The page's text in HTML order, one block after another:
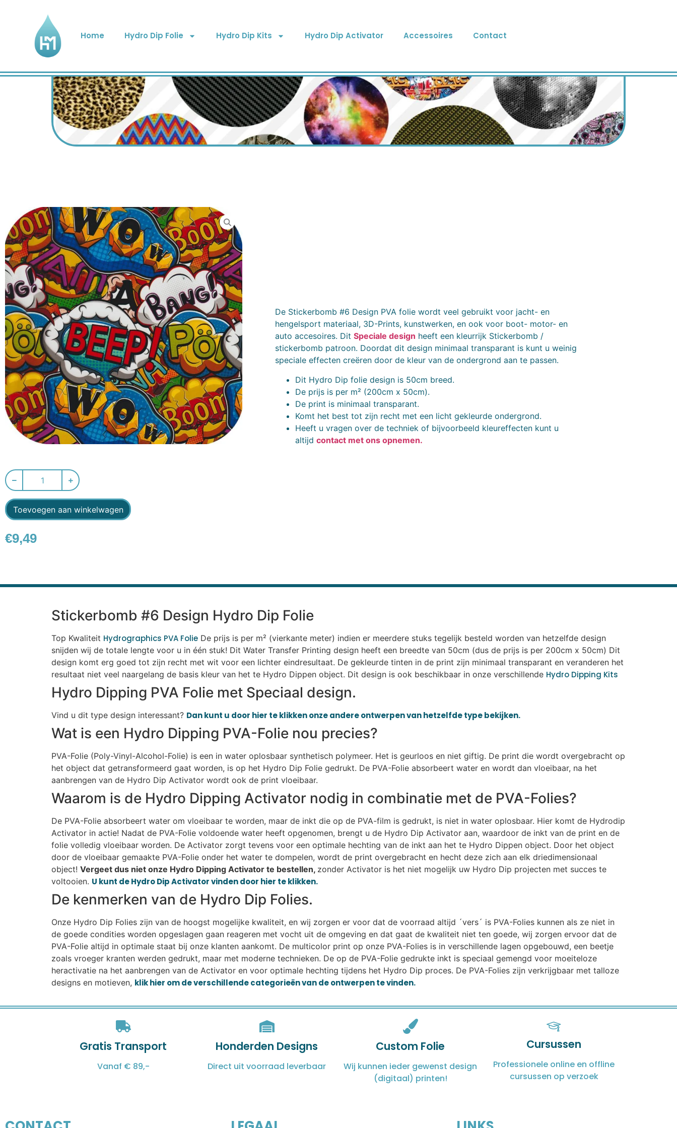
Home Hydro Dip Folie Hydro Dip Kits Hydro Dip Activator Accessoires Contact
Toevoegen aan winkelwagen
€9,49
De Stickerbomb #6 Design PVA folie wordt veel gebruikt voor jacht- en
hengelsport materiaal, 3D-Prints, kunstwerken, en ook voor boot- motor- en
auto accesoires. Dit Speciale design heeft een kleurrijk Stickerbomb /
stickerbomb patroon. Doordat dit design minimaal transparant is kunt u weinig
speciale effecten creëren door de kleur van de ondergrond aan te passen.
Dit Hydro Dip folie design is 50cm breed.
De prijs is per m² (200cm x 50cm).
De print is minimaal transparant.
Komt het best tot zijn recht met een licht gekleurde ondergrond.
Heeft u vragen over de techniek of bijvoorbeeld kleureffecten kunt u
altijd contact met ons opnemen.
Stickerbomb #6 Design Hydro Dip Folie
Top Kwaliteit Hydrographics PVA Folie De prijs is per m² (vierkante meter) indien er meerdere stuks tegelijk besteld worden van hetzelfde design
snijden wij de totale lengte voor u in één stuk! Dit Water Transfer Printing design heeft een breedte van 50cm (dus de prijs is per 200cm x 50cm) Dit
design komt erg goed tot zijn recht met wit voor een lichter eindresultaat. De gekleurde tinten in de print zijn minimaal transparant en veranderen het
resultaat niet veel naargelang de basis kleur van het te Hydro Dippen object. Dit design is ook beschikbaar in onze verschillende Hydro Dipping Kits
Hydro Dipping PVA Folie met Speciaal design.
Vind u dit type design interessant? Dan kunt u door hier te klikken onze andere ontwerpen van hetzelfde type bekijken.
Wat is een Hydro Dipping PVA-Folie nou precies?
PVA-Folie (Poly-Vinyl-Alcohol-Folie) is een in water oplosbaar synthetisch polymeer. Het is geurloos en niet giftig. De print die wordt overgebracht op
het object dat getransformeerd gaat worden, is op het Hydro Dip Folie gedrukt. De PVA-Folie absorbeert water en wordt dan vloeibaar, na het
aanbrengen van de Hydro Dip Activator wordt ook de print vloeibaar.
Waarom is de Hydro Dipping Activator nodig in combinatie met de PVA-Folies?
De PVA-Folie absorbeert water om vloeibaar te worden, maar de inkt die op de PVA-film is gedrukt, is niet in water oplosbaar. Hier komt de Hydrodip
Activator in actie! Nadat de PVA-Folie voldoende water heeft opgenomen, brengt u de Hydro Dip Activator aan, waardoor de inkt van de print en de
folie volledig vloeibaar worden. De Activator zorgt tevens voor een optimale hechting van de inkt aan het te Hydro Dippen object. Door het object
door de vloeibaar gemaakte PVA-Folie onder het water te dompelen, wordt de print overgebracht en hecht deze zich aan elk driedimensionaal
object! Vergeet dus niet onze Hydro Dipping Activator te bestellen, zonder Activator is het niet mogelijk uw Hydro Dip projecten met succes te
voltooien. U kunt de Hydro Dip Activator vinden door hier te klikken.
De kenmerken van de Hydro Dip Folies.
Onze Hydro Dip Folies zijn van de hoogst mogelijke kwaliteit, en wij zorgen er voor dat de voorraad altijd ´vers´ is PVA-Folies kunnen als ze niet in
de goede condities worden opgeslagen gaan reageren met vocht uit de omgeving en dat gaat de kwaliteit niet ten goede, wij zorgen ervoor dat de
PVA-Folie altijd in optimale staat bij onze klanten aankomt. De multicolor print op onze PVA-Folies is in verschillende lagen opgebouwd, een beetje
zoals vroeger kranten werden gedrukt, maar met moderne technieken. De op de PVA-Folie gedrukte inkt is speciaal gemengd voor moeiteloze
heractivatie na het aanbrengen van de Activator en voor optimale hechting tijdens het Hydro Dip proces. De PVA-Folies zijn verkrijgbaar met talloze
designs en motieven, klik hier om de verschillende categorieën van de ontwerpen te vinden.
Gratis Transport
Vanaf € 89,-
Honderden Designs
Direct uit voorraad leverbaar
Custom Folie
Wij kunnen ieder gewenst design
(digitaal) printen!
Cursussen
Professionele online en offline
cursussen op verzoek